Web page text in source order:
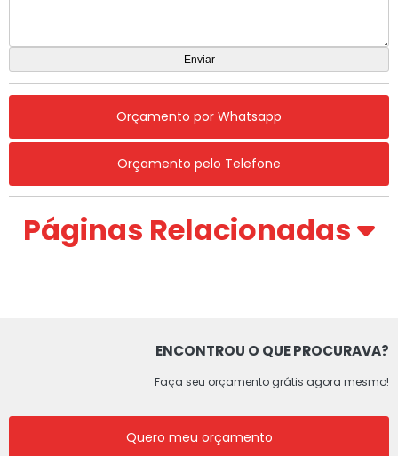
Orçamento por Whatsapp
Orçamento pelo Telefone
Páginas Relacionadas
ENCONTROU O QUE PROCURAVA?
Faça seu orçamento grátis agora mesmo!
Quero meu orçamento